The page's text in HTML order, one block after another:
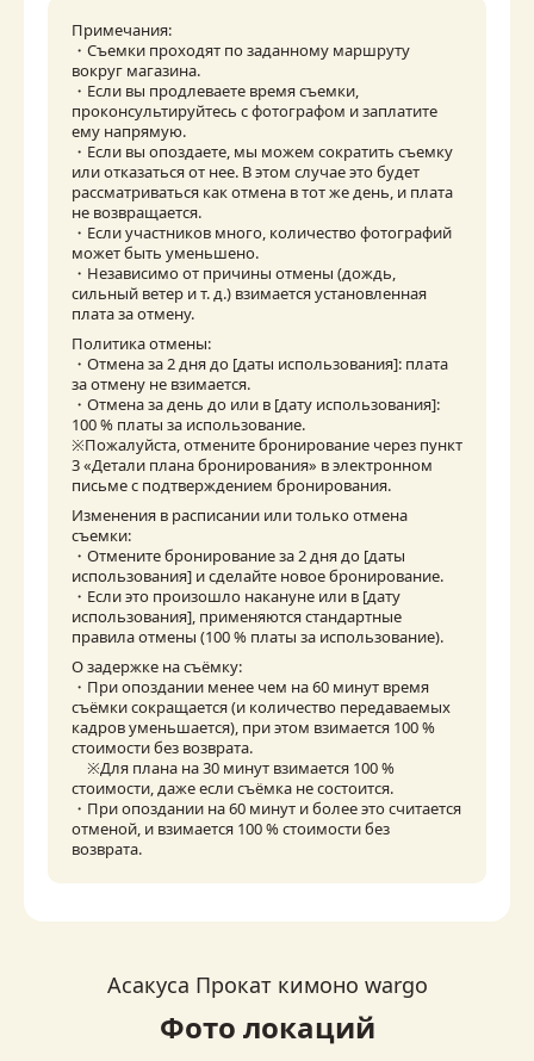
Примечания:
・Съемки проходят по заданному маршруту
вокруг магазина.
・Если вы продлеваете время съемки,
проконсультируйтесь с фотографом и заплатите
ему напрямую.
・Если вы опоздаете, мы можем сократить съемку
или отказаться от нее. В этом случае это будет
рассматриваться как отмена в тот же день, и плата
не возвращается.
・Если участников много, количество фотографий
может быть уменьшено.
・Независимо от причины отмены (дождь,
сильный ветер и т. д.) взимается установленная
плата за отмену.
Политика отмены:
・Отмена за 2 дня до [даты использования]: плата
за отмену не взимается.
・Отмена за день до или в [дату использования]:
100 % платы за использование.
※Пожалуйста, отмените бронирование через пункт
3 «Детали плана бронирования» в электронном
письме с подтверждением бронирования.
Изменения в расписании или только отмена
съемки:
・Отмените бронирование за 2 дня до [даты
использования] и сделайте новое бронирование.
・Если это произошло накануне или в [дату
использования], применяются стандартные
правила отмены (100 % платы за использование).
О задержке на съёмку:
・При опоздании менее чем на 60 минут время
съёмки сокращается (и количество передаваемых
кадров уменьшается), при этом взимается 100 %
стоимости без возврата.
※Для плана на 30 минут взимается 100 %
стоимости, даже если съёмка не состоится.
・При опоздании на 60 минут и более это считается
отменой, и взимается 100 % стоимости без
возврата.
Асакуса Прокат кимоно wargo
Фото локаций